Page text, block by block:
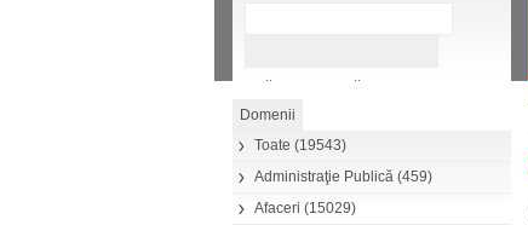
Căutare avansată
Toate (19543)
Administraţie Publică (459)
Afaceri (15029)